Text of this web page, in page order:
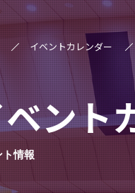
イベントカレンダー
ント
ト情報